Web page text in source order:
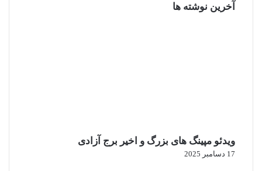
آخرین نوشته ها
ویدئو مپینگ های بزرگ و اخیر برج آزادی
17 دسامبر 2025